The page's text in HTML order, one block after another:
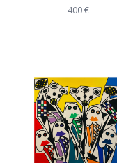
400€